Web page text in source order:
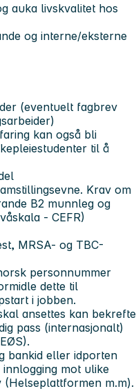
auka livskvalitet hos
og interne/eksterne
(eventuelt fagbrev
kan også bli
til å
Krav om
B2 munnleg og
- CEFR)
MRSA- og TBC-
personnummer
dette til
i jobben.
ansettes kan bekrefte
pass (internasjonalt)
bankid eller idporten
mot ulike
(Helseplattformen m.m).